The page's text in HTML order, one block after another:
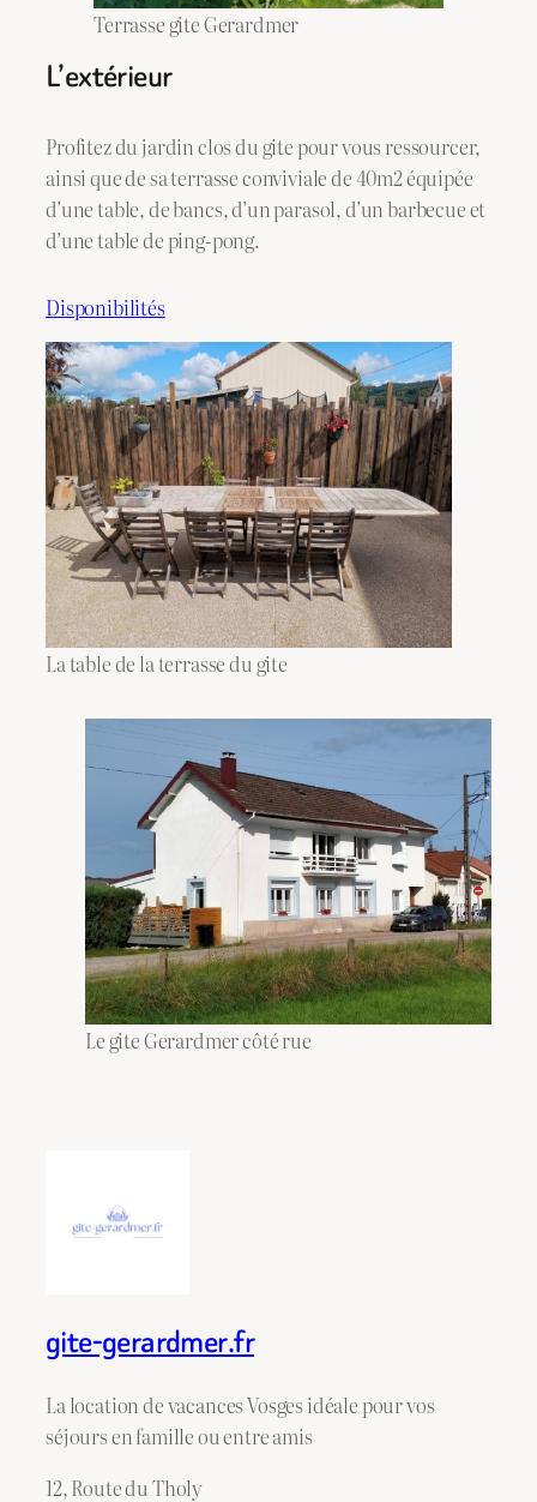
Terrasse gite Gerardmer
L’extérieur
Profitez du jardin clos du gite pour vous ressourcer,
ainsi que de sa terrasse conviviale de 40m2 équipée
d’une table, de bancs, d’un parasol, d’un barbecue et
d’une table de ping-pong.
Disponibilités
La table de la terrasse du gite
Le gite Gerardmer côté rue
gite-gerardmer.fr
La location de vacances Vosges idéale pour vos
séjours en famille ou entre amis
12, Route du Tholy